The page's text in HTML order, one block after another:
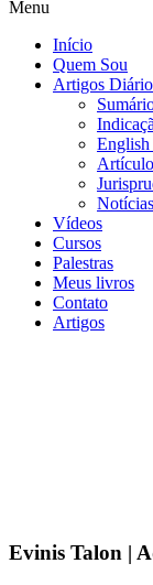
Menu
Início
Quem Sou
Artigos
Notícias
Vídeos
Cursos
Palestras
Meus livros
Contato
Artigos
Evinis Talon |